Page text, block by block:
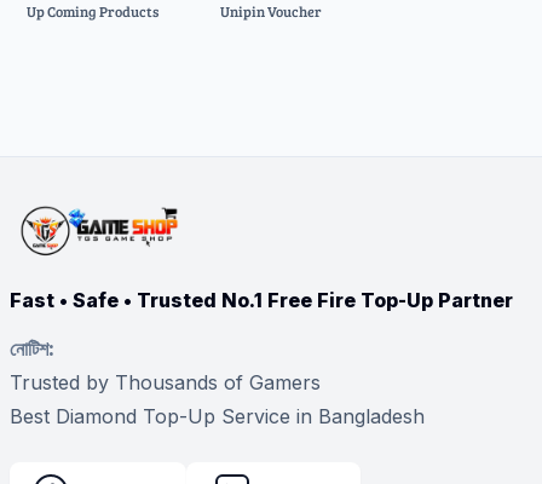
Up Coming Products Unipin Voucher
Fast • Safe • Trusted No.1 Free Fire Top-Up Partner
নোটিশ:
Trusted by Thousands of Gamers
Best Diamond Top-Up Service in Bangladesh